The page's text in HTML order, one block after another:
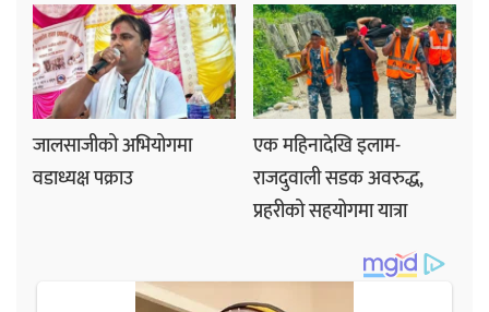
जालसाजीको अभियोगमा
वडाध्यक्ष पक्राउ
एक महिनादेखि इलाम-
राजदुवाली सडक अवरुद्ध,
प्रहरीको सहयोगमा यात्रा